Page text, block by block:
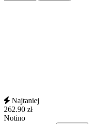
Najtaniej
262.90 zł
Notino